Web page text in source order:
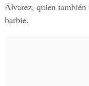
Álvarez, quien
barbie.